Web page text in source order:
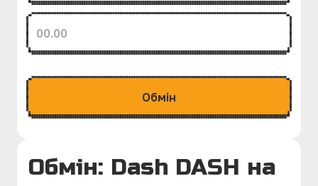
Обмін: Dash DASH на
Обмiн